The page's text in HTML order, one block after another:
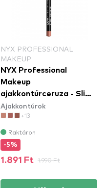
NYX PROFESSIONAL
MAKEUP
NYX Professional
Makeup
ajakkontúrceruza - Slim
Lip Pencil – Peekaboo
Neutral (SPL860)
Ajakkontúrok
+13
Raktáron
-5%
1.891 Ft 1.990 Ft